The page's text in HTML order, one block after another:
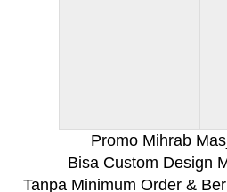
Promo Mihrab
Bisa Custom Design
Tanpa Minimum Order &